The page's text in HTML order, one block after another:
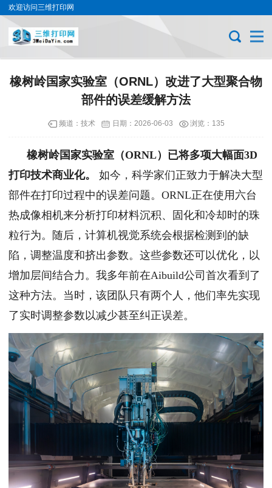
欢迎访问三维打印网
橡树岭国家实验室（ORNL）改进了大型聚合物
部件的误差缓解方法
频道： 技术 日期： 2026-06-03 浏览：135
橡树岭国家实验室（ORNL）已将多项大幅面3D
打印技术商业化。
如今，科学家们正致力于解决大型
部件在打印过程中的误差问题。ORNL正在使用六台
热成像相机来分析打印材料沉积、固化和冷却时的珠
粒行为。随后，计算机视觉系统会根据检测到的缺
陷，调整温度和挤出参数。这些参数还可以优化，以
增加层间结合力。我多年前在Aibuild公司首次看到了
这种方法。当时，该团队只有两个人，他们率先实现
了实时调整参数以减少甚至纠正误差。